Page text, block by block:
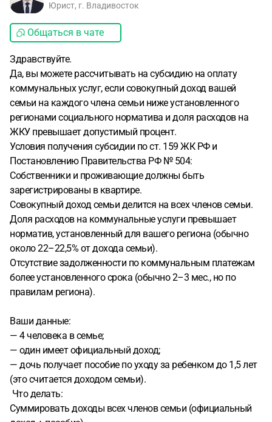
Юрист, г. Владивосток
Общаться в чате
Здравствуйте.
Да, вы можете рассчитывать на субсидию на оплату
коммунальных услуг, если совокупный доход вашей
семьи на каждого члена семьи ниже установленного
регионами социального норматива и доля расходов на
ЖКУ превышает допустимый процент.
Условия получения субсидии по ст. 159 ЖК РФ и
Постановлению Правительства РФ № 504:
Собственники и проживающие должны быть
зарегистрированы в квартире.
Совокупный доход семьи делится на всех членов семьи.
Доля расходов на коммунальные услуги превышает
норматив, установленный для вашего региона (обычно
около 22–22,5% от дохода семьи).
Отсутствие задолженности по коммунальным платежам
более установленного срока (обычно 2–3 мес., но по
правилам региона).
Ваши данные:
— 4 человека в семье;
— один имеет официальный доход;
— дочь получает пособие по уходу за ребенком до 1,5 лет
(это считается доходом семьи).
Что делать:
Суммировать доходы всех членов семьи (официальный